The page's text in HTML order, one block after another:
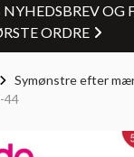
OG
ORDRE
Symønstre efter
44